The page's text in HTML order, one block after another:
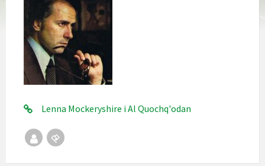
Lenna Mockeryshire i Al Quochq'odan
RepublikaStempel